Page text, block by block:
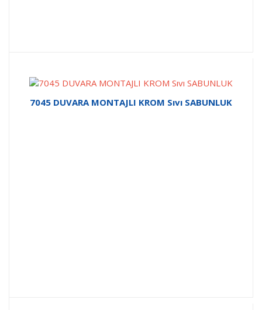
7045 DUVARA MONTAJLI KROM Sıvı SABUNLUK